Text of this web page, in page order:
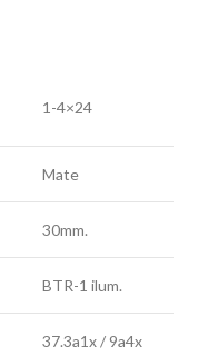
1-4×24
Mate
30mm.
BTR-1 ilum.
37.3a1x / 9a4x